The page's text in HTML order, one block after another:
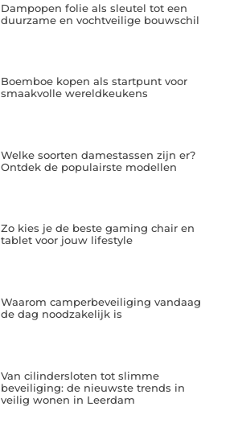
Dampopen folie als sleutel tot een
duurzame en vochtveilige bouwschil
Boemboe kopen als startpunt voor
smaakvolle wereldkeukens
Welke soorten damestassen zijn er?
Ontdek de populairste modellen
Zo kies je de beste gaming chair en
tablet voor jouw lifestyle
Waarom camperbeveiliging vandaag
de dag noodzakelijk is
Van cilindersloten tot slimme
beveiliging: de nieuwste trends in
veilig wonen in Leerdam